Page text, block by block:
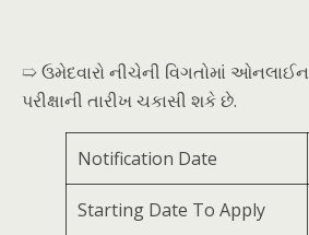
➯ ઉમેદવારો નીચેની વિગતોમાં ઓનલાઈન
પરીક્ષાની તારીખ ચકાસી શકે છે.
Notification Date
Starting Date To Apply